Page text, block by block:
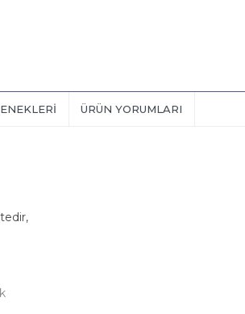
ÜRÜN YORUMLARI